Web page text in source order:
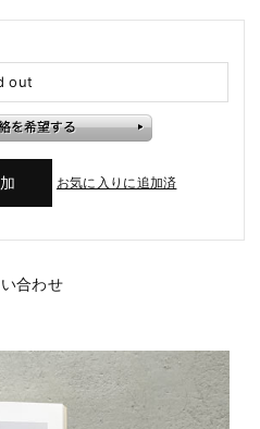
out
お気に入りに追加済
合わせ